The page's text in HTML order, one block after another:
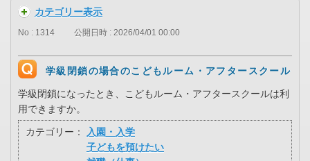
カテゴリー表示
No : 1314 公開日時 : 2026/04/01 00:00
学級閉鎖の場合のこどもルーム・アフタースクール
学級閉鎖になったとき、こどもルーム・アフタースクールは利
用できますか。
カテゴリー：
入園・入学
子どもを預けたい